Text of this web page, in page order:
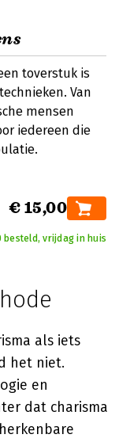
toverstuk is
Van
mensen
iedereen die
€ 15,00
besteld, vrijdag in huis
als iets
het niet.
en
dat charisma